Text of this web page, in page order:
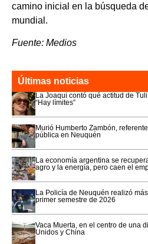
camino inicial en la búsqueda
mundial.
Fuente: Medios
Últimas noticias
La Joaqui contó qué actitud de
“Hay límites”
Murió Humberto Zambón,
pública en Neuquén
La economía argentina se
agro y la energía, pero caen el
La Policía de Neuquén realizó
primer semestre de 2026
Vaca Muerta, en el centro de una
Unidos y China